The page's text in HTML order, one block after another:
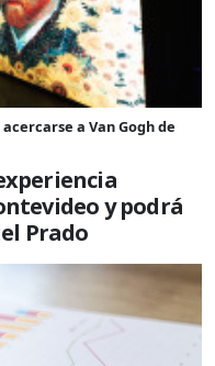
a Van Gogh de
y podrá
Prado